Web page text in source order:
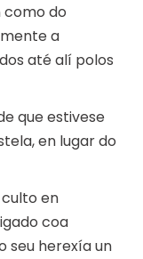
como do
a
até alí polos
que estivese
en lugar do
en
coa
seu herexía un